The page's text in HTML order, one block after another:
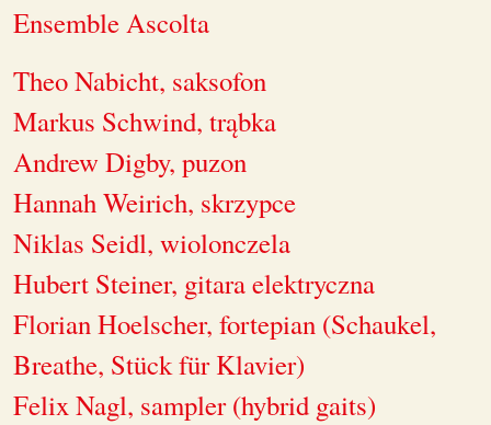
Ensemble Ascolta
Theo Nabicht, saksofon
Markus Schwind, trąbka
Andrew Digby, puzon
Hannah Weirich, skrzypce
Niklas Seidl, wiolonczela
Hubert Steiner, gitara elektryczna
Florian Hoelscher, fortepian (Schaukel,
Breathe, Stück für Klavier)
Felix Nagl, sampler (hybrid gaits)